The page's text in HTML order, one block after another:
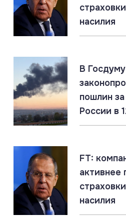
Юрист: создание в РФ
добровольцев не
праву
#Флот
Титановые подлодки
США
07.08.2026
07.08.2026
Россия создаёт Силы
СВО учтён
насилия
В
пошлин
России в
FT:
активнее
насилия